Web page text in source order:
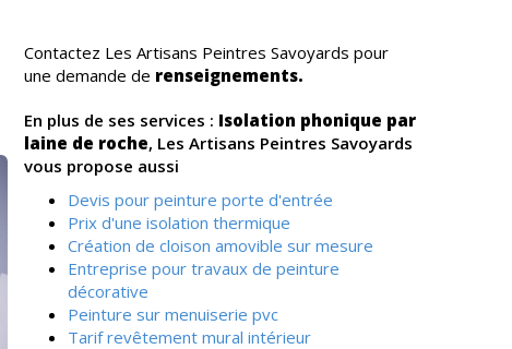
Contactez Les Artisans Peintres Savoyards pour
une demande de renseignements.
En plus de ses services : Isolation phonique par
laine de roche, Les Artisans Peintres Savoyards
vous propose aussi
Devis pour peinture porte d'entrée
Prix d'une isolation thermique
Création de cloison amovible sur mesure
Entreprise pour travaux de peinture
décorative
Peinture sur menuiserie pvc
Tarif revêtement mural intérieur